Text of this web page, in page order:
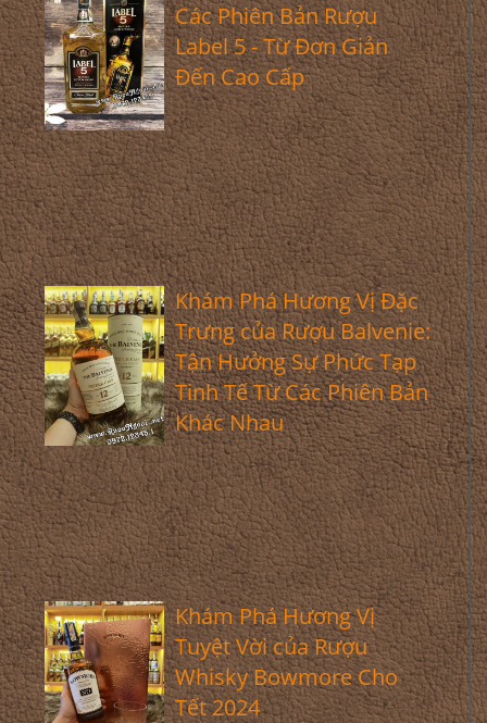
Các Phiên Bản Rượu
Label 5 - Từ Đơn Giản
Đến Cao Cấp
Khám Phá Hương Vị Đặc
Trưng của Rượu Balvenie:
Tận Hưởng Sự Phức Tạp
Tinh Tế Từ Các Phiên Bản
Khác Nhau
Khám Phá Hương Vị
Tuyệt Vời của Rượu
Whisky Bowmore Cho
Tết 2024